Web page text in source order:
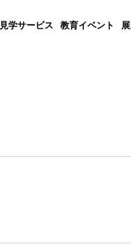
見学サービス 教育イベント